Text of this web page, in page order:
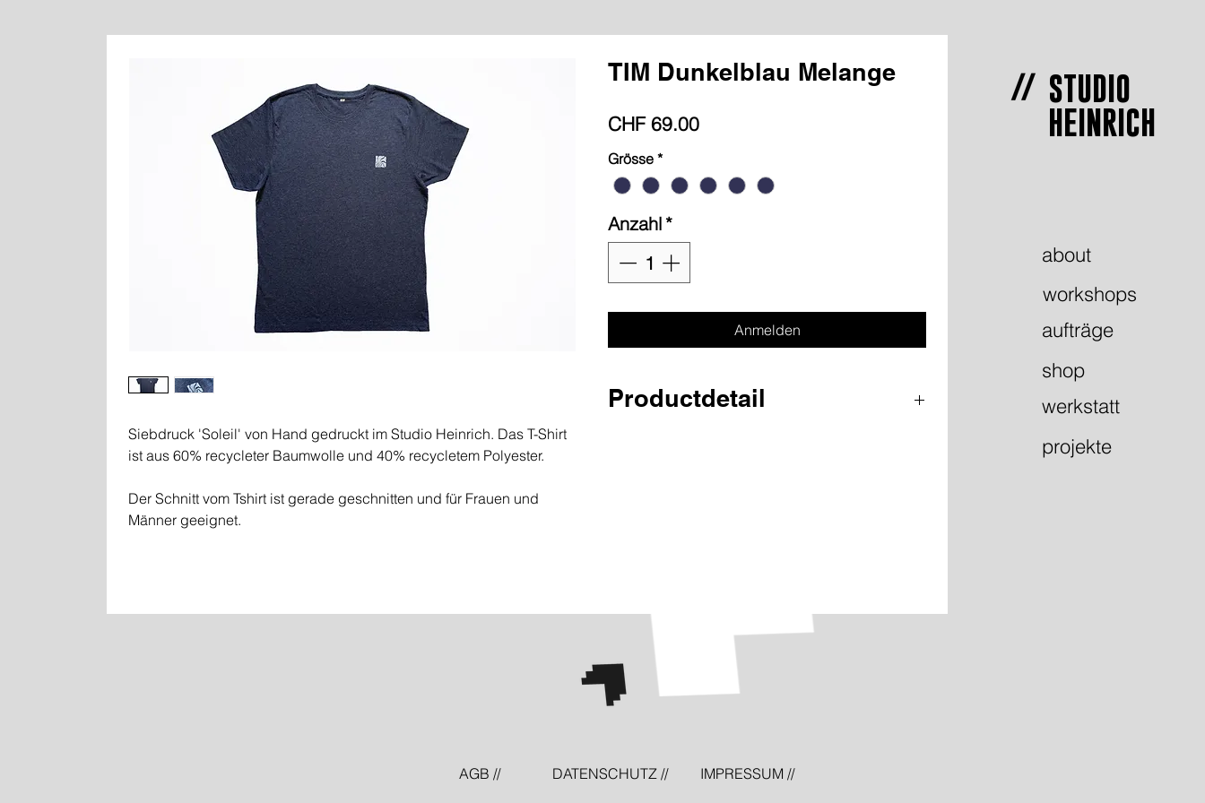
STUDIO
HEINRICH
Siebdruck 'Soleil' von Hand gedruckt im Studio Heinrich. Das T-Shirt
ist aus 60% recycleter Baumwolle und 40% recycletem Polyester.
Der Schnitt vom Tshirt ist gerade geschnitten und für Frauen und
Männer geeignet.
TIM Dunkelblau Melange
CHF 69.00Preis
Grösse *
Anzahl*
Anmelden
Productdetail
projekte
werkstatt
workshops
about
shop
aufträge
AGB // DATENSCHUTZ // IMPRESSUM //